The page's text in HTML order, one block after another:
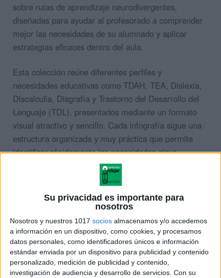
Su privacidad es importante para
nosotros
Nosotros y nuestros 1017 socios almacenamos y/o accedemos
a información en un dispositivo, como cookies, y procesamos
datos personales, como identificadores únicos e información
estándar enviada por un dispositivo para publicidad y contenido
personalizado, medición de publicidad y contenido,
investigación de audiencia y desarrollo de servicios. Con su
sobre rutas de aprendizaje neurodivergentes,
diseñadas para ayudar al profesorado a comprender
mejor las necesidades de su alumnado y aplicar
estrategias eficaces dentro del aula.
Esta colección reúne diferentes perfiles y
necesidades educativas como TDAH, TEA, Dislexia,
Discalculia, Disgrafía y Trastorno del Desarrollo del
Lenguaje (TDL), presentados mediante un formato
visual atractivo y sencillo. Cada infografía sigue una
estructura organizada y muy práctica que permite
identificar rápidamente las necesidades clave,
conocer estrategias recomendadas, descubrir
recursos útiles y reconocer aquellas prácticas que
conviene evitar.